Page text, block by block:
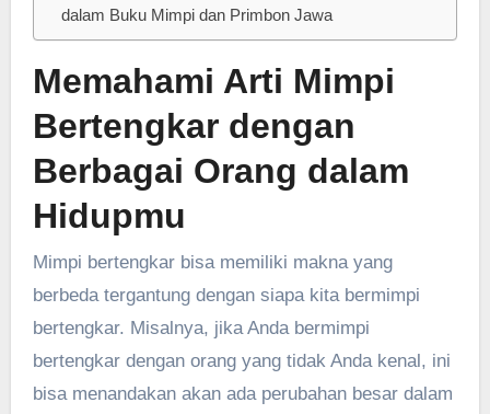
dalam Buku Mimpi dan Primbon Jawa
Memahami Arti Mimpi
Bertengkar dengan
Berbagai Orang dalam
Hidupmu
Mimpi bertengkar bisa memiliki makna yang
berbeda tergantung dengan siapa kita bermimpi
bertengkar. Misalnya, jika Anda bermimpi
bertengkar dengan orang yang tidak Anda kenal, ini
bisa menandakan akan ada perubahan besar dalam